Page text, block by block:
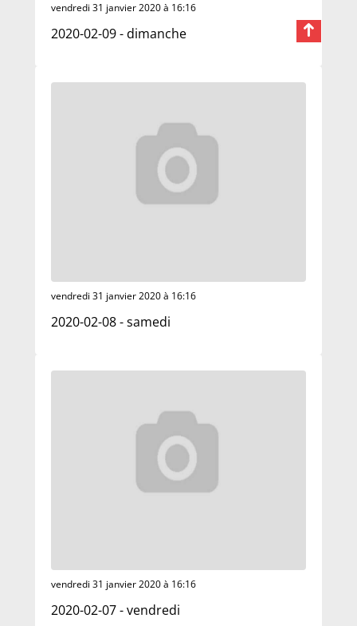
vendredi 31 janvier 2020 à 16:16
2020-02-09 - dimanche
vendredi 31 janvier 2020 à 16:16
2020-02-08 - samedi
vendredi 31 janvier 2020 à 16:16
2020-02-07 - vendredi